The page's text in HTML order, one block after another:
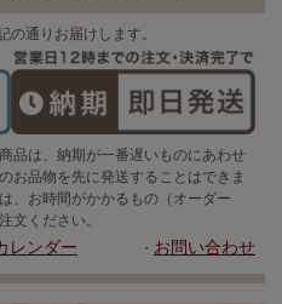
の通りお届けします。
品は、納期が一番遅いものにあわせ
お品物を先に発送することはできま
、お時間がかかるもの（オーダー
文ください。
レンダー ・ お問い合わせ